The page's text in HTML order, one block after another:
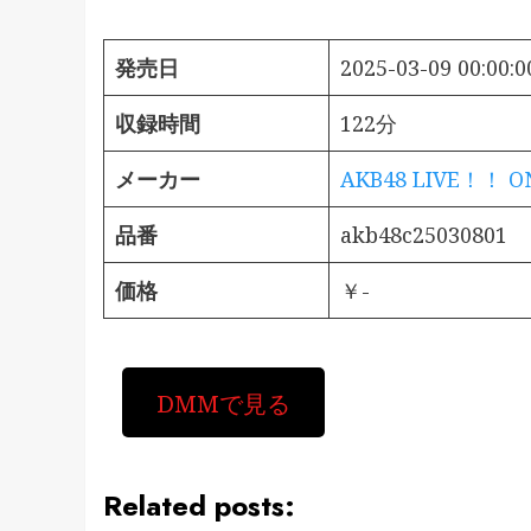
発売日
2025-03-09
収録時間
122分
メーカー
AKB48 LIVE！！
品番
akb48c25030801
価格
￥-
DMMで見る
Related posts: